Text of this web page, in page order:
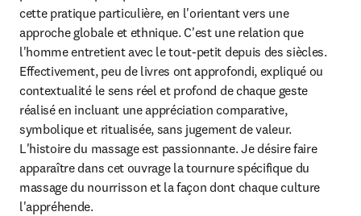
cette pratique particulière, en l'orientant vers une
approche globale et ethnique. C'est une relation que
l'homme entretient avec le tout-petit depuis des siècles.
Effectivement, peu de livres ont approfondi, expliqué ou
contextualité le sens réel et profond de chaque geste
réalisé en incluant une appréciation comparative,
symbolique et ritualisée, sans jugement de valeur.
L'histoire du massage est passionnante. Je désire faire
apparaître dans cet ouvrage la tournure spécifique du
massage du nourrisson et la façon dont chaque culture
l'appréhende.